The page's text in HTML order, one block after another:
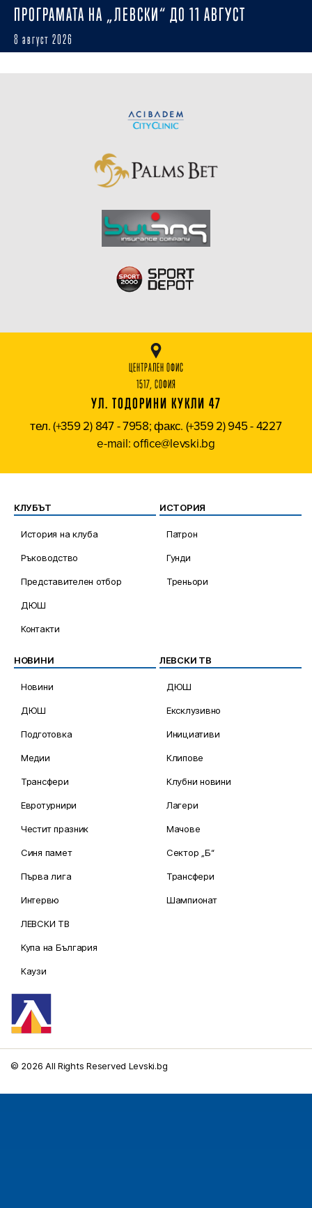
ПРОГРАМАТА НА „ЛЕВСКИ“ ДО 11 АВГУСТ
8 август 2026
ЦЕНТРАЛЕН ОФИС
1517, СОФИЯ
УЛ. ТОДОРИНИ КУКЛИ 47
тел. (+359 2) 847 - 7958; факс. (+359 2) 945 - 4227
e-mail: office@levski.bg
КЛУБЪТ
История на клуба
Ръководство
Представителен отбор
ДЮШ
Контакти
ИСТОРИЯ
Патрон
Гунди
Треньори
НОВИНИ
Новини
ДЮШ
Подготовка
Медии
Трансфери
Евротурнири
Честит празник
Синя памет
Първа лига
Интервю
ЛЕВСКИ ТВ
Купа на България
Каузи
ЛЕВСКИ ТВ
ДЮШ
Ексклузивно
Инициативи
Клипове
Клубни новини
Лагери
Мачове
Сектор „Б“
Трансфери
Шампионат
© 2026 All Rights Reserved Levski.bg